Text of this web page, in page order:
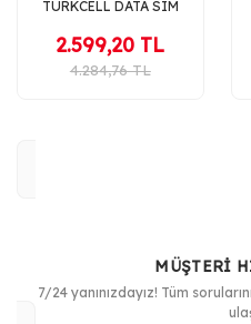
TURKCELL DATA SIM
(15GB/AY) - ULTRA
PAKET
2.599,20 TL
4.284,76 TL
MÜŞTERİ
7/24 yanınızdayız! Tüm